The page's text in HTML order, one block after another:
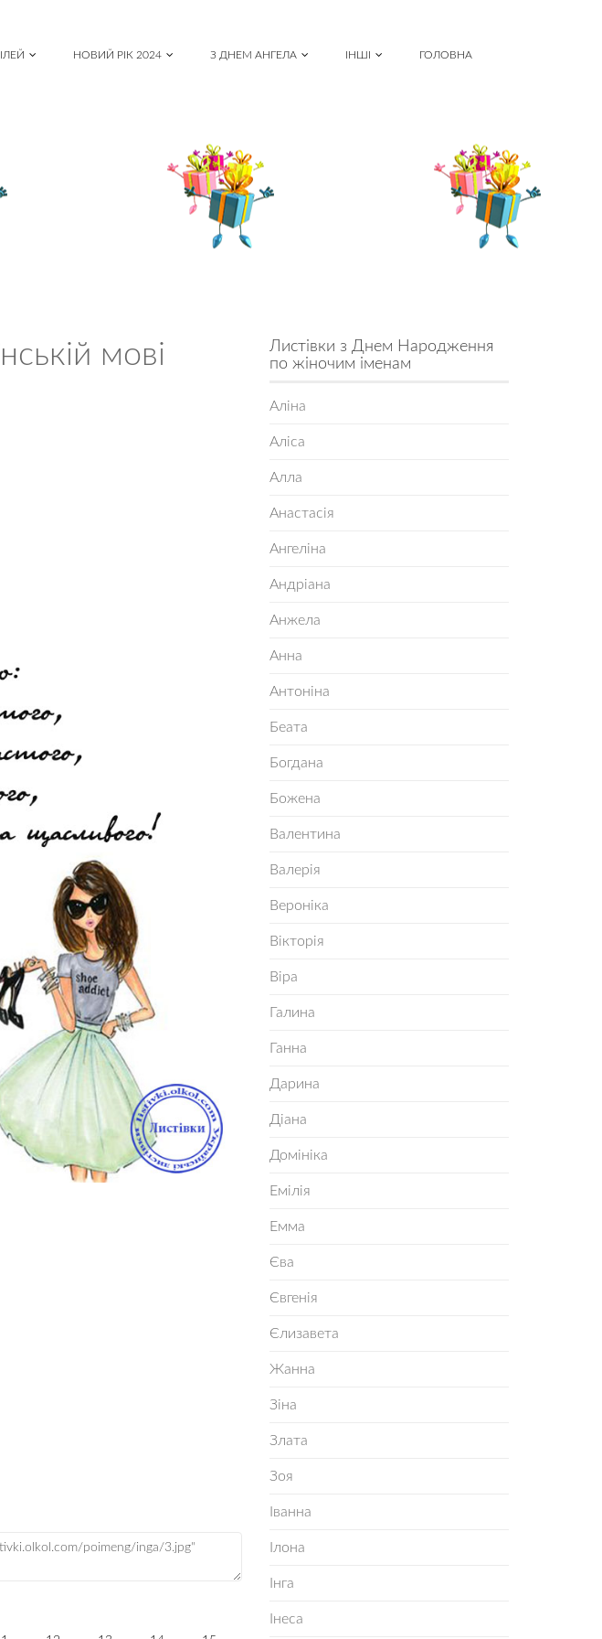
НОВИЙ РІК 2024 З ДНЕМ АНГЕЛА ІНШІ ГОЛОВНА
мові
Листівки з Днем Народження
по жіночим іменам
Аліна
Аліса
Алла
Анастасія
Ангеліна
Андріана
Анжела
Анна
Антоніна
Беата
Богдана
Божена
Валентина
Валерія
Вероніка
Вікторія
Віра
Галина
Ганна
Дарина
Діана
Домініка
Емілія
Емма
Єва
Євгенія
Єлизавета
Жанна
Зіна
Злата
Зоя
Іванна
Ілона
Інга
Інеса